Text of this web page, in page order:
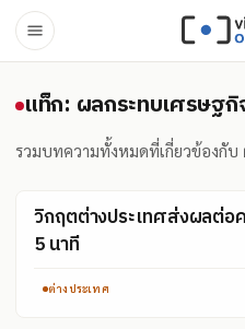
แท็ก: ผลกระท
แท็ก: ผลกระทบเศรษฐกิ
รวมบทความทั้งหมดที่เกี่ยวข้องกับ
วิกฤตต่างประเทศส่งผลต่อค
5 นาที
ต่างประเทศ